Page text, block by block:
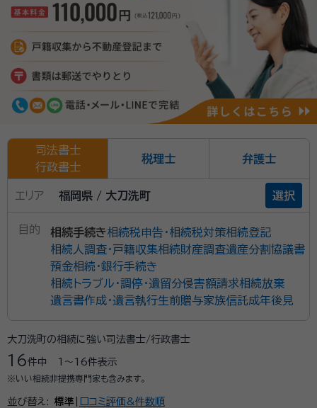
司法書士
行政書士
税理士 弁護士
エリア 福岡県 / 大刀洗町 選択
目的 相続手続き相続税申告・相続税対策相続登記
相続人調査・戸籍収集相続財産調査遺産分割協議書
預金相続・銀行手続き
相続トラブル・調停・遺留分侵害額請求相続放棄
遺言書作成・遺言執行生前贈与家族信託成年後見
大刀洗町の相続に強い司法書士/行政書士
16件中 1〜16件表示
※いい相続非提携専門家も含みます。
並び替え: 標準 口コミ評価&件数順